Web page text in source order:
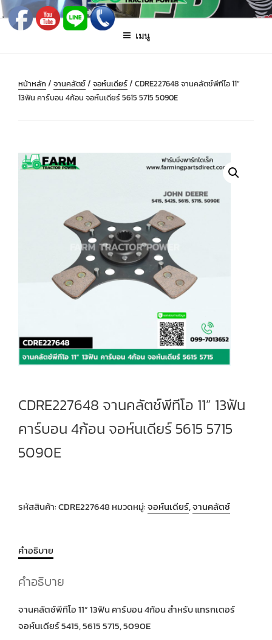
ข้าม
ไป
FARMING PARTS DIRECT
ฟาร์มมิ่งพาร์ทไดเร็ค อะไหล่ รถไถ แทรกเตอร์ เครื่องมือจักรกลเกษตร จัดส่ง
ถึงมือลูกค้าทั่วประเทศ
เมนู
หน้าหลัก/ จานคลัตช์/ จอห์นเดียร์/ CDRE227648 จานคลัตช์พีทีโอ 11”
13ฟัน คาร์บอน 4ก้อน จอห์นเดียร์ 5615 5715 5090E
CDRE227648 จานคลัตช์พีทีโอ 11” 13ฟัน
คาร์บอน 4ก้อน จอห์นเดียร์ 5615 5715
5090E
รหัสสินค้า:CDRE227648หมวดหมู่:จอห์นเดียร์,จานคลัตช์
คำอธิบาย
คำอธิบาย
จานคลัตช์พีทีโอ 11” 13ฟัน คาร์บอน 4ก้อน สำหรับ แทรกเตอร์
จอห์นเดียร์ 5415, 5615 5715, 5090E